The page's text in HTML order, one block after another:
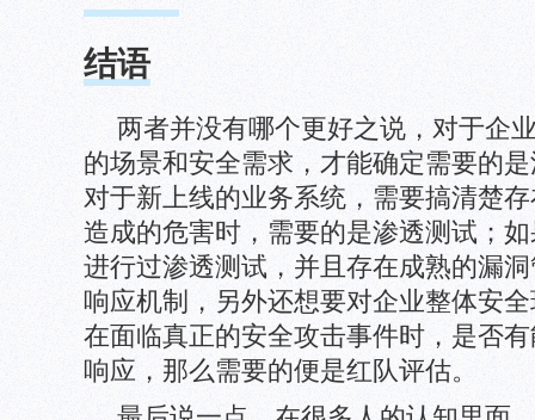
结语
两者并没有哪个更好之说，对于企
的场景和安全需求，才能确定需要的
对于新上线的业务系统，需要搞清楚
造成的危害时，需要的是渗透测试；
进行过渗透测试，并且存在成熟的漏
响应机制，另外还想要对企业整体安
在面临真正的安全攻击事件时，是否
响应，那么需要的便是红队评估。